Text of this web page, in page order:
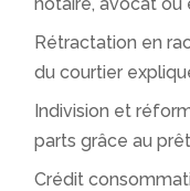
Rétractation en
du courtier
Indivision et
parts grâce au
Crédit